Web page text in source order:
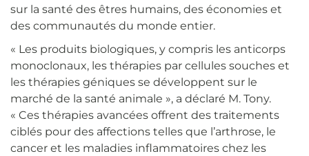
sur la santé des êtres humains, des économies et
des communautés du monde entier.
« Les produits biologiques, y compris les anticorps
monoclonaux, les thérapies par cellules souches et
les thérapies géniques se développent sur le
marché de la santé animale », a déclaré M. Tony.
« Ces thérapies avancées offrent des traitements
ciblés pour des affections telles que l’arthrose, le
cancer et les maladies inflammatoires chez les